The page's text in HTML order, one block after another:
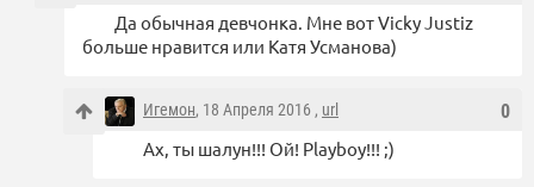
Да обычная девчонка. Мне вот Vicky Justiz
больше нравится или Катя Усманова)
0
Игемон, 18 Апреля 2016 , url
Ах, ты шалун!!! Ой! Playboy!!! ;)